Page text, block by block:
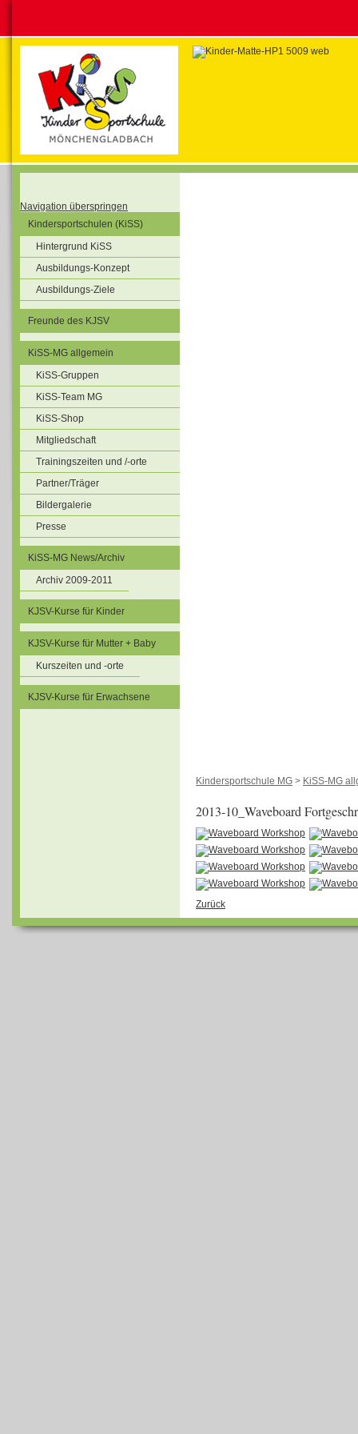
Navigation überspringen
Kindersportschulen (KiSS)
Hintergrund KiSS
Ausbildungs-Konzept
Ausbildungs-Ziele
Freunde des KJSV
KiSS-MG allgemein
KiSS-Gruppen
KiSS-Team MG
KiSS-Shop
Mitgliedschaft
Trainingszeiten und /-orte
Partner/Träger
Bildergalerie
Presse
KiSS-MG News/Archiv
Archiv 2009-2011
KJSV-Kurse für Kinder
KJSV-Kurse für Mutter + Baby
Kurszeiten und -orte
KJSV-Kurse für Erwachsene
Kindersportschule MG > KiSS-MG
2013-10_Waveboard
Zurück